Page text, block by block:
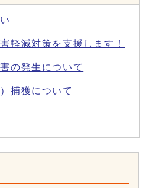
軽減対策を支援します！
の発生について
捕獲について